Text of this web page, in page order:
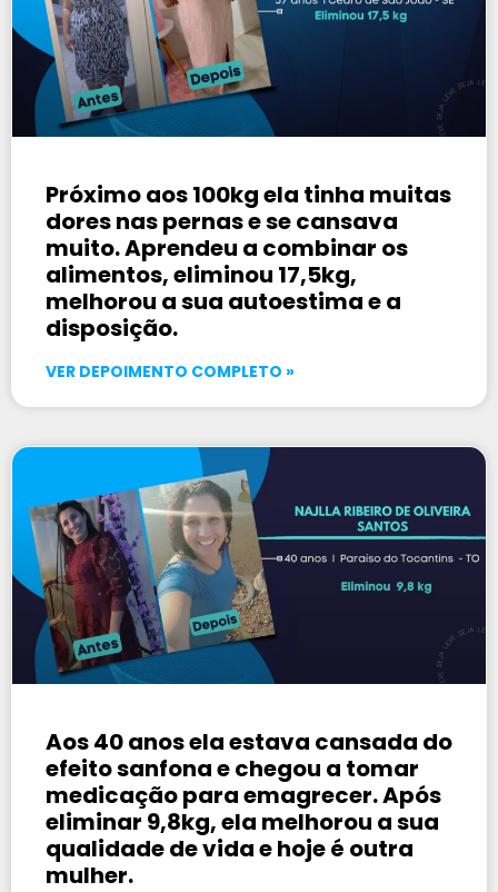
Próximo aos 100kg ela tinha muitas
dores nas pernas e se cansava
muito. Aprendeu a combinar os
alimentos, eliminou 17,5kg,
melhorou a sua autoestima e a
disposição.
VER DEPOIMENTO COMPLETO »
Aos 40 anos ela estava cansada do
efeito sanfona e chegou a tomar
medicação para emagrecer. Após
eliminar 9,8kg, ela melhorou a sua
qualidade de vida e hoje é outra
mulher.